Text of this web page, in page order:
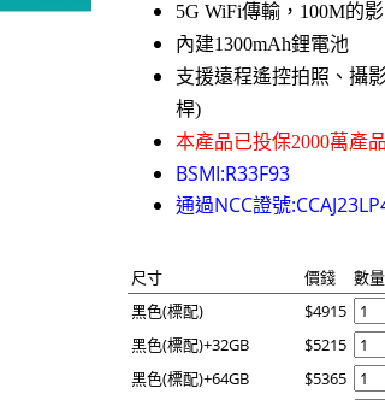
5G WiFi傳輸，100M的
內建1300mAh鋰電池
支援遠程遙控拍照、攝
桿)
本產品已投保2000萬產
BSMI:R33F93
通過NCC證號
尺寸 價錢
數量
黑色(標配)
$4915
黑色(標配)+32GB
$5215
黑色(標配)+64GB
$5365